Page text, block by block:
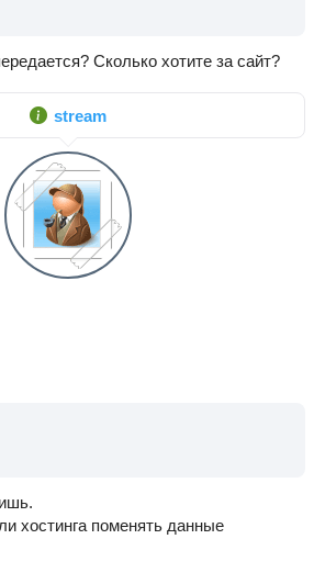
Сколько хотите за сайт?
stream
хостинга поменять данные